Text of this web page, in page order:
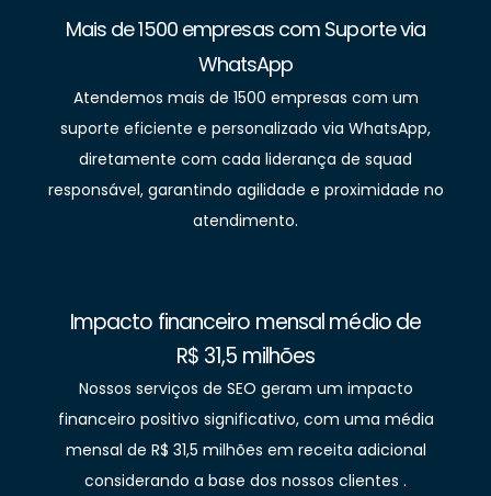
Mais de 1500 empresas com Suporte via
WhatsApp
Atendemos mais de 1500 empresas com um
suporte eficiente e personalizado via WhatsApp,
diretamente com cada liderança de squad
responsável, garantindo agilidade e proximidade no
atendimento.
Impacto financeiro mensal médio de
R$ 31,5 milhões
Nossos serviços de SEO geram um impacto
financeiro positivo significativo, com uma média
mensal de R$ 31,5 milhões em receita adicional
considerando a base dos nossos clientes .